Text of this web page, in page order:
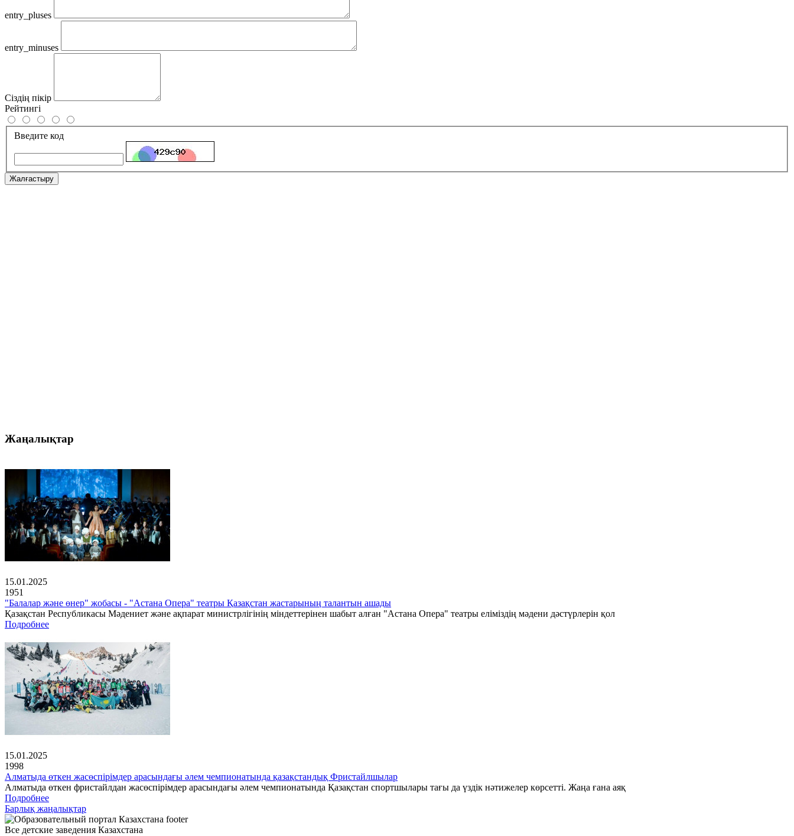
entry_pluses
entry_minuses
Сіздің пікір
Рейтингі
Введите код
Жалғастыру
Жаңалықтар
15.01.2025
1951
"Балалар және өнер" жобасы - "Астана Опера" театры Қазақстан жастарының талантын ашады
Қазақстан Республикасы Мәдениет және ақпарат министрлігінің міндеттерінен шабыт алған "Астана Опера" театры еліміздің мәдени дәстүрлерін қол
Подробнее
15.01.2025
1998
Алматыда өткен жасөспірімдер арасындағы әлем чемпионатында қазақстандық Фристайлшылар
Алматыда өткен фристайлдан жасөспірімдер арасындағы әлем чемпионатында Қазақстан спортшылары тағы да үздік нәтижелер көрсетті. Жаңа ғана аяқ
Подробнее
Барлық жаңалықтар
Все детские заведения Казахстана